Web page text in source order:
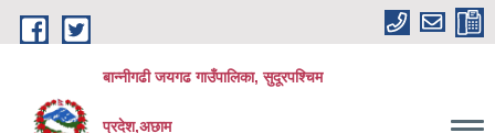
Skip to main content
बान्नीगढी जयगढ गाउँपालिका, सुदूरपश्चिम
प्रदेश,अछाम